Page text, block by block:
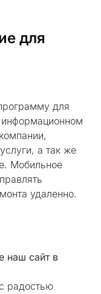
для
для
а так же
Мобильное
удаленно.
наш сайт в
радостью